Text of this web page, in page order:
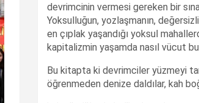
devrimcinin vermesi gereken bir
Yoksulluğun, yozlaşmanın,
en çıplak yaşandığı yoksul
kapitalizmin yaşamda nasıl vücut
Bu kitapta ki devrimciler yüzmeyi
öğrenmeden denize daldılar, kah